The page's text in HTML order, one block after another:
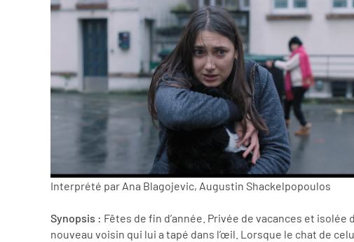
Interprété par Ana Blagojevic, Augustin Shackelpopoulos
Synopsis : Fêtes de fin d’année. Privée de vacances et
nouveau voisin qui lui a tapé dans l’œil. Lorsque le chat de